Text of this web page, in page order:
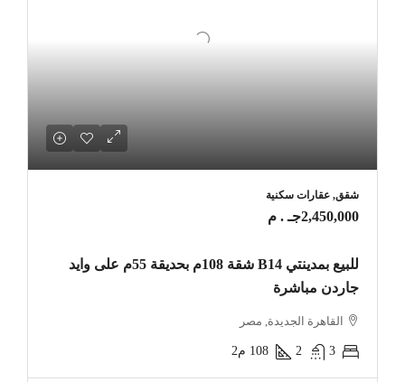
شقق, عقارات سكنية
2,450,000جـ . م
للبيع بمدينتي B14 شقة 108م بحديقة 55م على وايد
جاردن مباشرة
القاهرة الجديدة, مصر
3
2
108 م2